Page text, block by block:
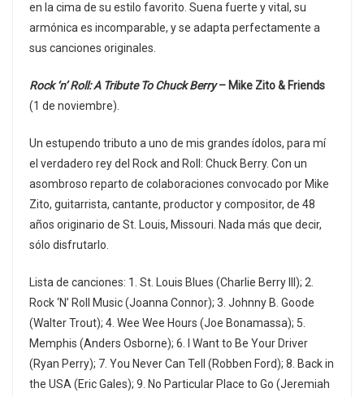
en la cima de su estilo favorito. Suena fuerte y vital, su
armónica es incomparable, y se adapta perfectamente a
sus canciones originales.
Rock ‘n’ Roll: A Tribute To Chuck Berry– Mike Zito & Friends
(1 de noviembre).
Un estupendo tributo a uno de mis grandes ídolos, para mí
el verdadero rey del Rock and Roll: Chuck Berry. Con un
asombroso reparto de colaboraciones convocado por Mike
Zito, guitarrista, cantante, productor y compositor, de 48
años originario de St. Louis, Missouri. Nada más que decir,
sólo disfrutarlo.
Lista de canciones: 1. St. Louis Blues (Charlie Berry III); 2.
Rock ‘N’ Roll Music (Joanna Connor); 3. Johnny B. Goode
(Walter Trout); 4. Wee Wee Hours (Joe Bonamassa); 5.
Memphis (Anders Osborne); 6. I Want to Be Your Driver
(Ryan Perry); 7. You Never Can Tell (Robben Ford); 8. Back in
the USA (Eric Gales); 9. No Particular Place to Go (Jeremiah